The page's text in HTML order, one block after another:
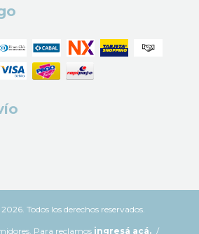
Todos los derechos reservados.
Para reclamos ingresá acá. /